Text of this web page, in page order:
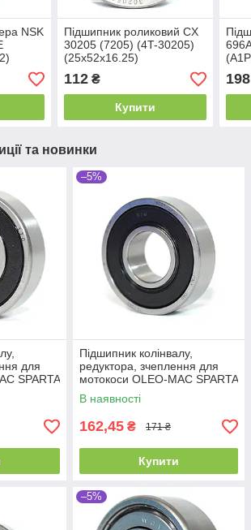
NSK
Підшипник роликовий CX
30205 (7205) (4T-30205)
(25x52x16.25)
112₴
Купити
198
та новинки
для
SPARTA
38,
–5%
Підшипник колінвалу,
редуктора, зчеплення для
мотокоси OLEO-MAC SPARTA
25 SPARTA 37, SPARTA 38,
SPARTA 40,
В наявності
162,45 ₴ 171 ₴
Купити
–5%